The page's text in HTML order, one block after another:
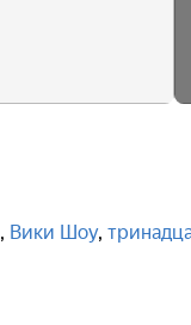
, Вики Шоу,